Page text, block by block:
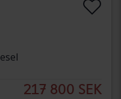
217 800 SEK